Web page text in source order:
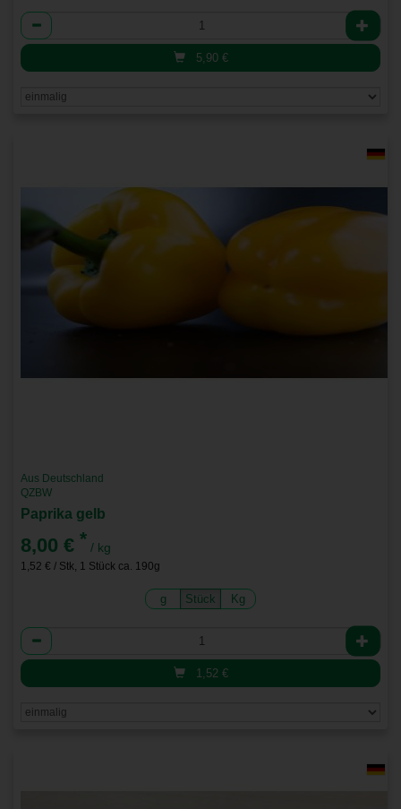
Anzahl
5,90 €
Aus Deutschland
QZBW
Paprika gelb
8,00 € * / kg
1,52 € / Stk, 1 Stück ca. 190g
g Stück Kg
Anzahl
1,52 €